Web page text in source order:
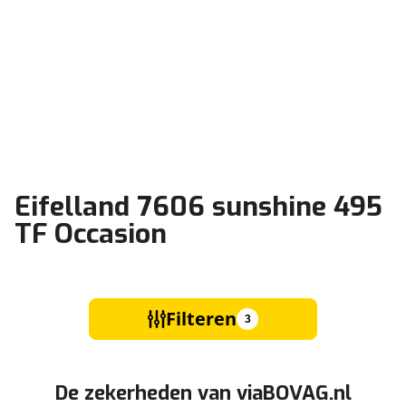
Eifelland 7606 sunshine 495
TF Occasion
Filteren 3
De zekerheden van viaBOVAG.nl